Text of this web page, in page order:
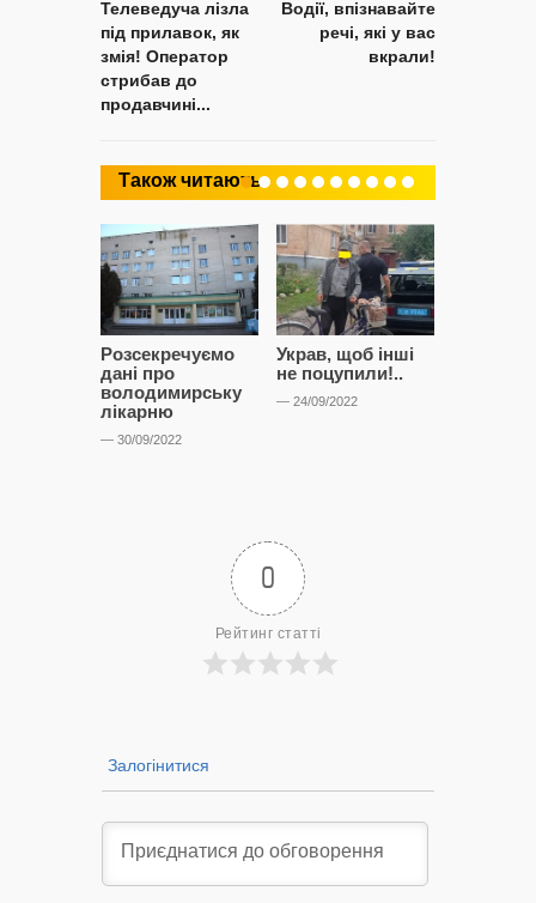
Телеведуча лізла
під прилавок, як
змія! Оператор
стрибав до
продавчині...
Водії, впізнавайте
речі, які у вас
вкрали!
Також читають
Розсекречуємо
дані про
володимирську
лікарню
— 30/09/2022
Украв, щоб інші
не поцупили!..
— 24/09/2022
0
Рейтинг статті
Залогінитися